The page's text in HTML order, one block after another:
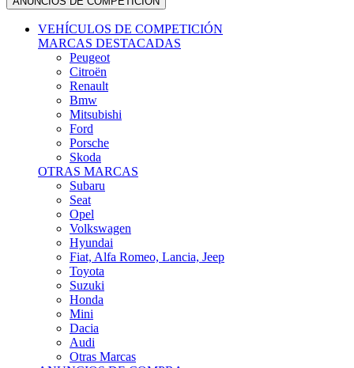
VEHÍCULOS DE COMPETICIÓN
MARCAS DESTACADAS
Peugeot
Citroën
Renault
Bmw
Mitsubishi
Ford
Porsche
Skoda
OTRAS MARCAS
Subaru
Seat
Opel
Volkswagen
Hyundai
Fiat, Alfa Romeo, Lancia, Jeep
Toyota
Suzuki
Honda
Mini
Dacia
Audi
Otras Marcas
ANUNCIOS DE COMPRA
Compra De Coches